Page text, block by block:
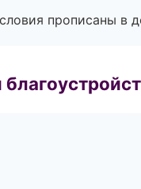
прописаны в